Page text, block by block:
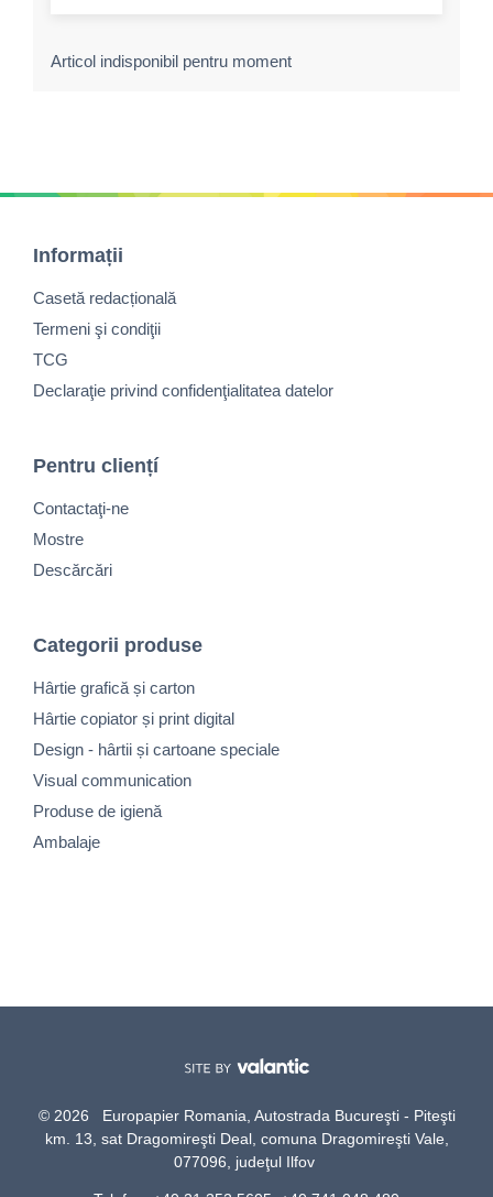
Articol indisponibil pentru moment
Informații
Casetă redacțională
Termeni şi condiţii
TCG
Declaraţie privind confidenţialitatea datelor
Pentru cliențí
Contactaţi-ne
Mostre
Descărcări
Categorii produse
Hârtie grafică și carton
Hârtie copiator și print digital
Design - hârtii și cartoane speciale
Visual communication
Produse de igienă
Ambalaje
© 2026 Europapier Romania, Autostrada Bucureşti - Piteşti
km. 13, sat Dragomireşti Deal, comuna Dragomireşti Vale,
077096, judeţul Ilfov